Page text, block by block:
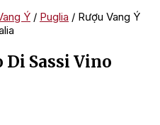
Ý / Puglia / Rượu Vang Ý
Di Sassi Vino